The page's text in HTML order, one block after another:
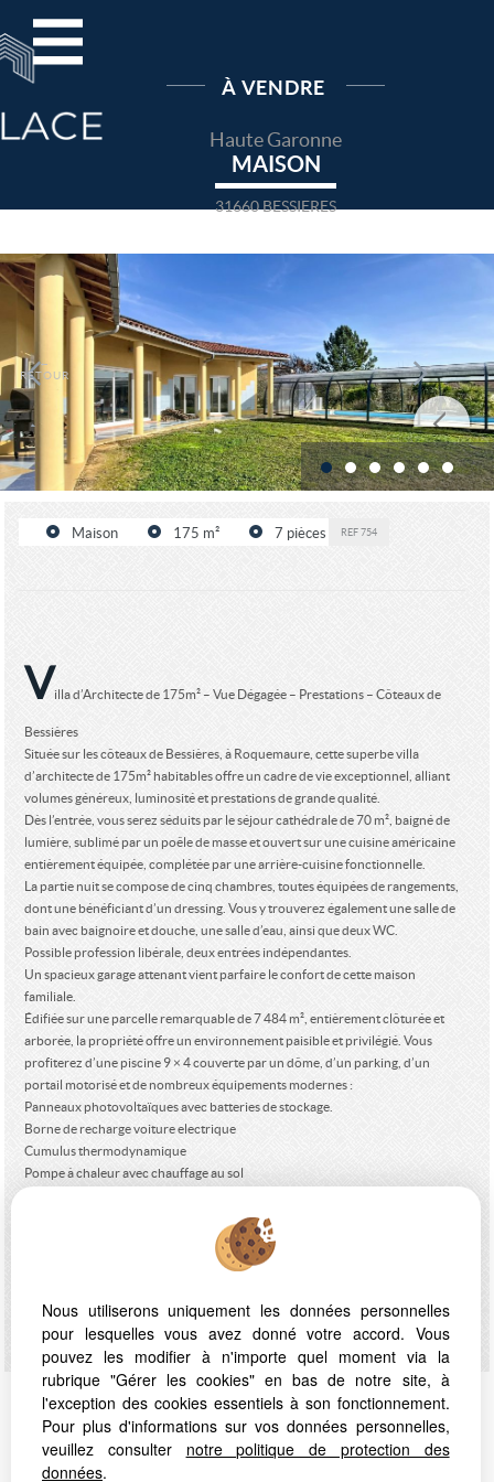
←
RETOUR
À VENDRE
Haute Garonne
MAISON
31660 BESSIERES
Maison 175 m² 7 pièces REF754
Villa d’Architecte de 175m² – Vue Dégagée – Prestations – Côteaux de
Bessières
Située sur les côteaux de Bessières, à Roquemaure, cette superbe villa
d’architecte de 175m² habitables offre un cadre de vie exceptionnel, alliant
volumes généreux, luminosité et prestations de grande qualité.
Dès l’entrée, vous serez séduits par le séjour cathédrale de 70 m², baigné de
lumière, sublimé par un poêle de masse et ouvert sur une cuisine américaine
entièrement équipée, complétée par une arrière-cuisine fonctionnelle.
La partie nuit se compose de cinq chambres, toutes équipées de rangements,
dont une bénéficiant d’un dressing. Vous y trouverez également une salle de
bain avec baignoire et douche, une salle d’eau, ainsi que deux WC.
Possible profession libérale, deux entrées indépendantes.
Un spacieux garage attenant vient parfaire le confort de cette maison
familiale.
Édifiée sur une parcelle remarquable de 7 484 m², entièrement clôturée et
arborée, la propriété offre un environnement paisible et privilégié. Vous
profiterez d’une piscine 9 × 4 couverte par un dôme, d’un parking, d’un
portail motorisé et de nombreux équipements modernes :
Panneaux photovoltaïques avec batteries de stockage.
Borne de recharge voiture electrique
Cumulus thermodynamique
Pompe à chaleur avec chauffage au sol
Une propriété d’exception offrant confort, performance énergétique et
Les informations sur les risques auxquels ce bien est exposé sont disponibles
Géorisques
Proposé par LA PLACE Immobilier , votre agence à
MONTASTRUC LA CONSEILLERE !
Nous utiliserons uniquement les données personnelles
pour lesquelles vous avez donné votre accord. Vous
pouvez les modifier à n'importe quel moment via la
rubrique "Gérer les cookies" en bas de notre site, à
l'exception des cookies essentiels à son fonctionnement.
Pour plus d'informations sur vos données personnelles,
veuillez consulter notre politique de protection des
données.